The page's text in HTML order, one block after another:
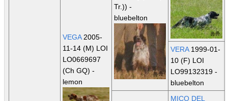
VEGA2005-
11-14 (M) LOI
LO0669697
(Ch GQ) -
lemon
Tr.)) -
bluebelton
VERA1999-01-
10 (F) LOI
LO99132319 -
bluebelton
MICO DEL